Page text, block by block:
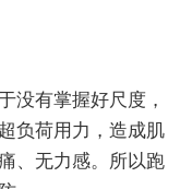
没有掌握好尺度，
负荷用力，造成肌
、无力感。所以跑